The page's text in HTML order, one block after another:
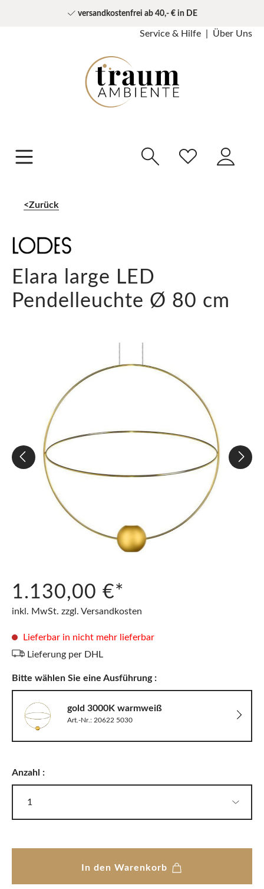
versandkostenfrei ab 40,- € in DE
Service & Hilfe Über Uns
Zurück
Elara large LED
Pendelleuchte Ø 80 cm
1.130,00 €*
inkl. MwSt. zzgl. Versandkosten
Lieferbar in nicht mehr lieferbar
Lieferung per DHL
Bitte wählen Sie eine Ausführung :
gold 3000K warmweiß
Art.-Nr.: 20622 5030
Anzahl :
In den Warenkorb